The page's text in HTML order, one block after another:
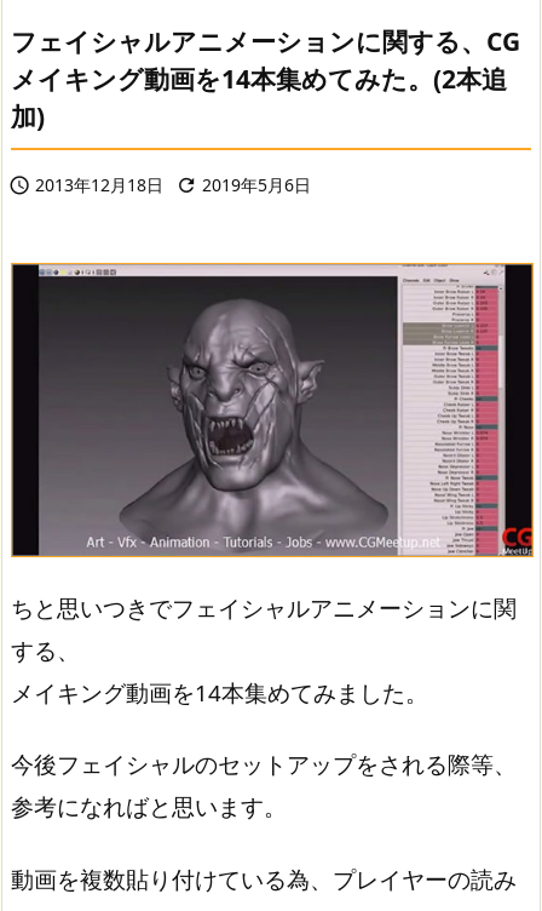
次へ

フェイシャルアニメーションに関する、CG
メイキング動画を14本集めてみた。(2本追
加)
 2013年12月18日  2019年5月6日
ちと思いつきでフェイシャルアニメーションに関
する、
メイキング動画を14本集めてみました。
今後フェイシャルのセットアップをされる際等、
参考になればと思います。
動画を複数貼り付けている為、プレイヤーの読み